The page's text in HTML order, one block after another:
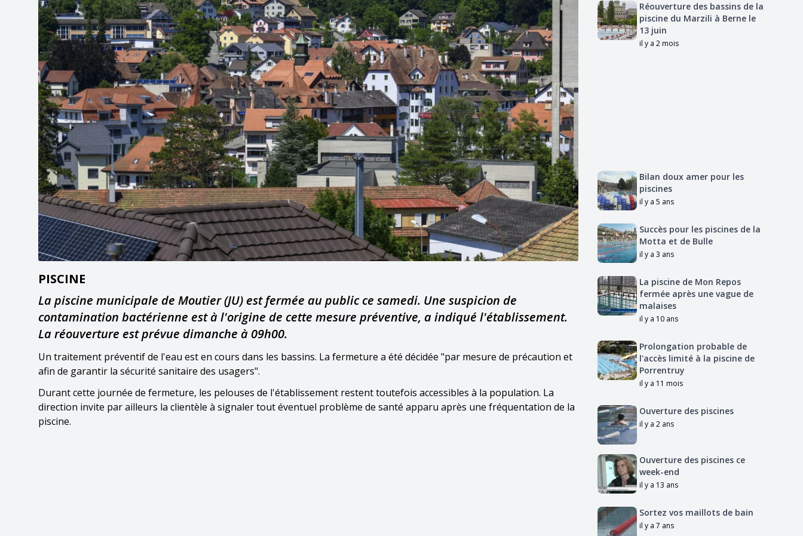
PISCINE
La piscine municipale de Moutier (JU) est fermée au public ce samedi. Une suspicion de
contamination bactérienne est à l'origine de cette mesure préventive, a indiqué l'établissement.
La réouverture est prévue dimanche à 09h00.
Un traitement préventif de l'eau est en cours dans les bassins. La fermeture a été décidée "par mesure de précaution et
afin de garantir la sécurité sanitaire des usagers".
Durant cette journée de fermeture, les pelouses de l'établissement restent toutefois accessibles à la population. La
direction invite par ailleurs la clientèle à signaler tout éventuel problème de santé apparu après une fréquentation de la
piscine.
Réouverture des bassins de la
piscine du Marzili à Berne le
13 juin
il y a 2 mois
Bilan doux amer pour les
piscines
il y a 5 ans
Succès pour les piscines de la
Motta et de Bulle
il y a 3 ans
La piscine de Mon Repos
fermée après une vague de
malaises
il y a 10 ans
Prolongation probable de
l'accès limité à la piscine de
Porrentruy
il y a 11 mois
Ouverture des piscines
il y a 2 ans
Ouverture des piscines ce
week-end
il y a 13 ans
Sortez vos maillots de bain
il y a 7 ans